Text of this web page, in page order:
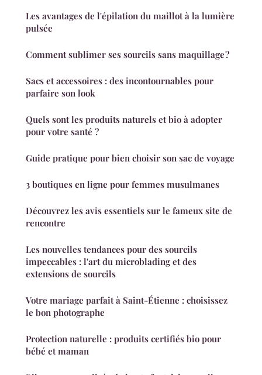
Les avantages de l'épilation du maillot à la lumière
pulsée
Comment sublimer ses sourcils sans maquillage ?
Sacs et accessoires : des incontournables pour
parfaire son look
Quels sont les produits naturels et bio à adopter
pour votre santé ?
Guide pratique pour bien choisir son sac de voyage
3 boutiques en ligne pour femmes musulmanes
Découvrez les avis essentiels sur le fameux site de
rencontre
Les nouvelles tendances pour des sourcils
impeccables : l'art du microblading et des
extensions de sourcils
Votre mariage parfait à Saint-Étienne : choisissez
le bon photographe
Protection naturelle : produits certifiés bio pour
bébé et maman